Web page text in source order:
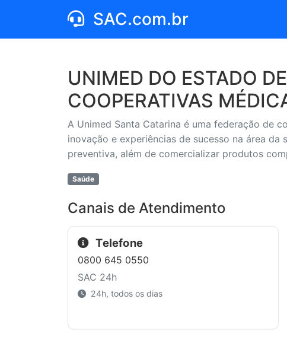
SAC.com.br
UNIMED DO ESTADO
COOPERATIVAS
A Unimed Santa Catarina é uma federação de
inovação e experiências de sucesso na área
preventiva, além de comercializar produtos
Saúde
Canais de Atendimento
Telefone
0800 645 0550
SAC 24h
24h, todos os dias